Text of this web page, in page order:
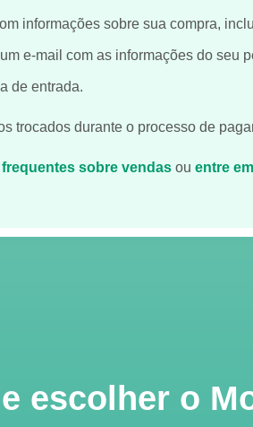
informações sobre sua compra,
e-mail com as informações do seu
de entrada.
trocados durante o processo de
sobre vendas ou entre
escolher o